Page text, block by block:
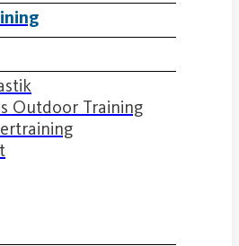
Outdoor Training